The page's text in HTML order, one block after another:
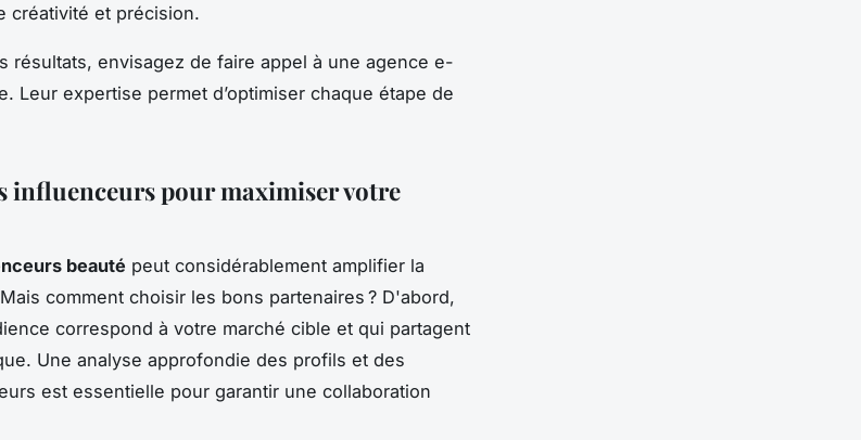
créativité et précision.
résultats, envisagez de faire appel à une agence e-
Leur expertise permet d’optimiser chaque étape de
influenceurs pour maximiser votre
beauté peut considérablement amplifier la
comment choisir les bons partenaires ? D'abord,
correspond à votre marché cible et qui partagent
Une analyse approfondie des profils et des
est essentielle pour garantir une collaboration